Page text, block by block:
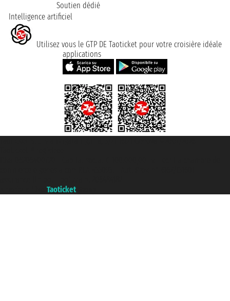
Soutien dédié
Intelligence artificiel
Utilisez vous le GTP DE Taoticket pour votre croisière idéale
applications
Taoticket